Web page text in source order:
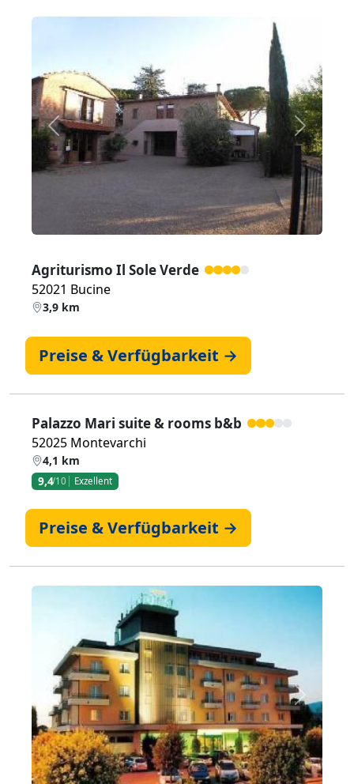
Zurück Weiter
Agriturismo Il Sole Verde
52021 Bucine
3,9 km
Preise & Verfügbarkeit →
Palazzo Mari suite & rooms b&b
52025 Montevarchi
4,1 km
9,4/10 Exzellent
Preise & Verfügbarkeit →
Zurück Weiter